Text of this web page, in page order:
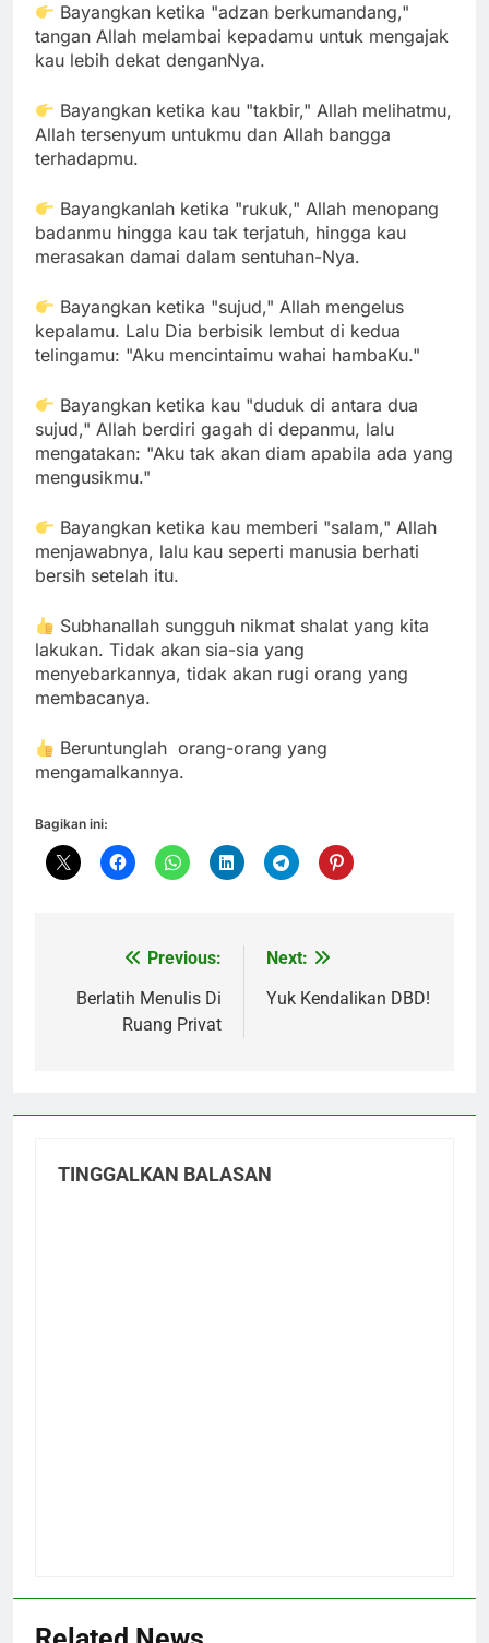
Bayangkan ketika "adzan berkumandang,"
tangan Allah melambai kepadamu untuk mengajak
kau lebih dekat denganNya.
Bayangkan ketika kau "takbir," Allah melihatmu,
Allah tersenyum untukmu dan Allah bangga
terhadapmu.
Bayangkanlah ketika "rukuk," Allah menopang
badanmu hingga kau tak terjatuh, hingga kau
merasakan damai dalam sentuhan-Nya.
Bayangkan ketika "sujud," Allah mengelus
kepalamu. Lalu Dia berbisik lembut di kedua
telingamu: "Aku mencintaimu wahai hambaKu."
Bayangkan ketika kau "duduk di antara dua
sujud," Allah berdiri gagah di depanmu, lalu
mengatakan: "Aku tak akan diam apabila ada yang
mengusikmu."
Bayangkan ketika kau memberi "salam," Allah
menjawabnya, lalu kau seperti manusia berhati
bersih setelah itu.
Subhanallah sungguh nikmat shalat yang kita
lakukan. Tidak akan sia-sia yang
menyebarkannya, tidak akan rugi orang yang
membacanya.
Beruntunglah orang-orang yang
mengamalkannya.
Bagikan ini:
Navigasi
pos
Previous:
Berlatih Menulis Di
Ruang Privat
Next:
Yuk Kendalikan DBD!
TINGGALKAN BALASAN